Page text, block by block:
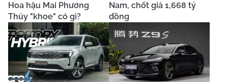
Hoa hậu Mai Phương
Thúy "khoe" có gì?
Nam, chốt giá 1,668 tỷ
đồng